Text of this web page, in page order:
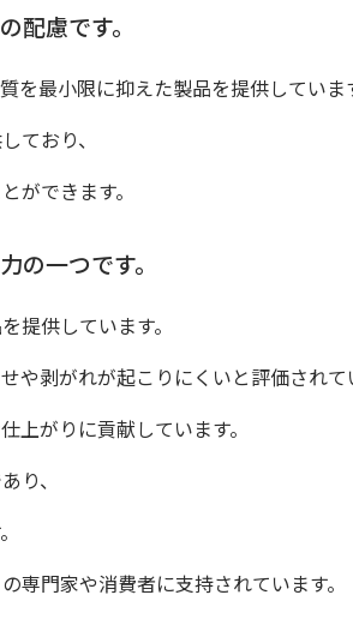
配慮です。
を最小限に抑えた製品を提供していま
ており、
ができます。
の一つです。
提供しています。
や剥がれが起こりにくいと評価されて
上がりに貢献しています。
り、
専門家や消費者に支持されています。